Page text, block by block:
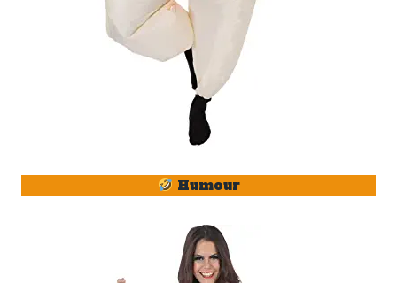
Humour